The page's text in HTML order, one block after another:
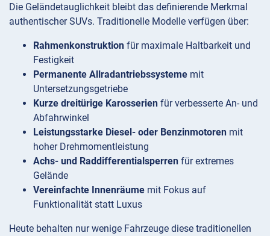
Die Geländetauglichkeit bleibt das definierende Merkmal
authentischer SUVs. Traditionelle Modelle verfügen über:
Rahmenkonstruktion für maximale Haltbarkeit und
Festigkeit
Permanente Allradantriebssysteme mit
Untersetzungsgetriebe
Kurze dreitürige Karosserien für verbesserte An- und
Abfahrwinkel
Leistungsstarke Diesel- oder Benzinmotoren mit
hoher Drehmomentleistung
Achs- und Raddifferentialsperren für extremes
Gelände
Vereinfachte Innenräume mit Fokus auf
Funktionalität statt Luxus
Heute behalten nur wenige Fahrzeuge diese traditionellen